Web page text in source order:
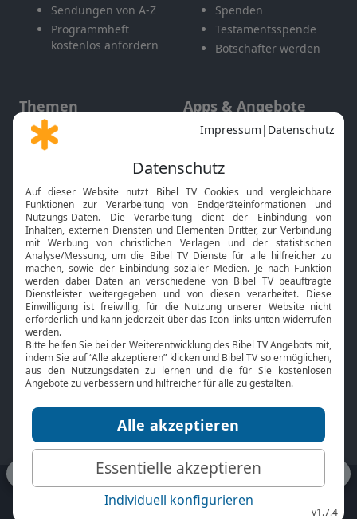
Sendungen von A-Z
Programmheft
kostenlos anfordern
Spenden
Testamentsspende
Botschafter werden
Themen
Gott und Bibel erklärt
Neuigkeiten
Apps & Angebote
Mobile App
Smart TV
HbbTV
Bibelthek Online-Bibel
Nächster Gottesdienst
Bibel TV
Über uns
Jobs
Mediadaten
Service
Kontakt
TV-Empfang
bibeltv.de: Impressum
Datenschutz
Nutzungsbedingungen